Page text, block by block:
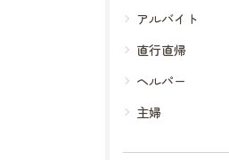
アルバイト
直行直帰
ヘルパー
主婦